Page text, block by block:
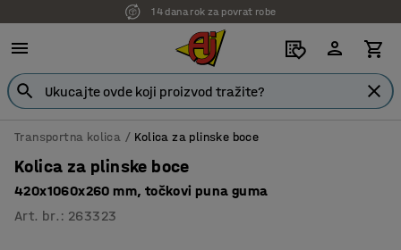
14 dana rok za povrat robe
Transportna kolica Kolica za plinske boce
Kolica za plinske boce
420x1060x260 mm, točkovi puna guma
Art. br. : 263323